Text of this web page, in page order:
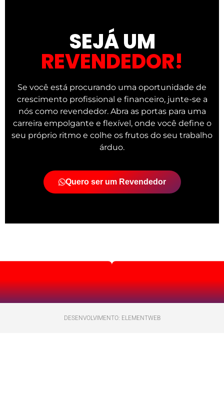
SEJÁ UM
REVENDEDOR!
Se você está procurando uma oportunidade de
crescimento profissional e financeiro, junte-se a
nós como revendedor. Abra as portas para uma
carreira empolgante e flexível, onde você define o
seu próprio ritmo e colhe os frutos do seu trabalho
árduo.
Quero ser um Revendedor
DESENVOLVIMENTO: ELEMENTWEB